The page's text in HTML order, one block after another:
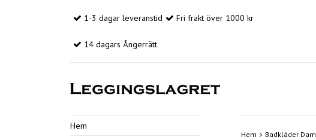
1-3 dagar leveranstid Fri frakt över 1000 kr
14 dagars Ångerrätt
Hem
Hem Badkläder Dam